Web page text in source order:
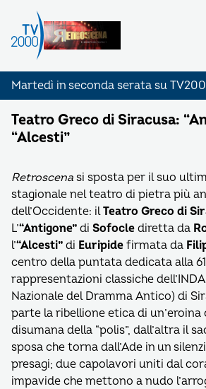
Martedì in seconda serata su
Teatro Greco di Siracusa:
“Alcesti”
Retroscena si sposta per il suo
stagionale nel teatro di pietra più
dell’Occidente: ilTeatro Greco di
L’“Antigone” di Sofocle diretta da
l’“Alcesti” di Euripide firmata da
centro della puntata dedicata alla
rappresentazioni classiche
Nazionale del Dramma Antico) di
parte la ribellione etica di un’eroina
disumana della “polis”, dall’altra il
sposa che torna dall’Ade in un
presagi; due capolavori uniti dal
impavide che mettono a nudo